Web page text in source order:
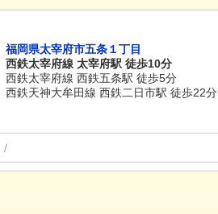
福岡県太宰府市五条１丁目
西鉄太宰府線 太宰府駅 徒歩10分
西鉄太宰府線 西鉄五条駅 徒歩5分
西鉄天神大牟田線 西鉄二日市駅 徒歩22分